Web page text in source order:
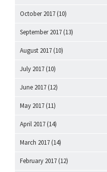
October 2017 (10)
September 2017 (13)
August 2017 (10)
July 2017 (10)
June 2017 (12)
May 2017 (11)
April 2017 (14)
March 2017 (14)
February 2017 (12)